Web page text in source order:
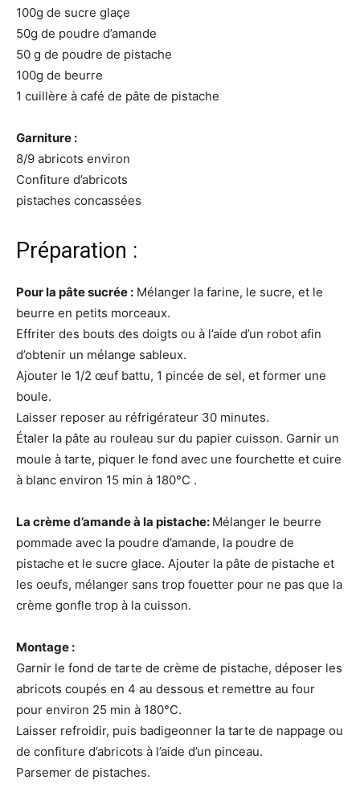
100g de sucre glaçe
50g de poudre d’amande
50 g de poudre de pistache
100g de beurre
1 cuillère à café de pâte de pistache
Garniture :
8/9 abricots environ
Confiture d’abricots
pistaches concassées
Préparation :
Pour la pâte sucrée : Mélanger la farine, le sucre, et le
beurre en petits morceaux.
Effriter des bouts des doigts ou à l’aide d’un robot afin
d’obtenir un mélange sableux.
Ajouter le 1/2 œuf battu, 1 pincée de sel, et former une
boule.
Laisser reposer au réfrigérateur 30 minutes.
Étaler la pâte au rouleau sur du papier cuisson. Garnir un
moule à tarte, piquer le fond avec une fourchette et cuire
à blanc environ 15 min à 180°C .
La crème d’amande à la pistache: Mélanger le beurre
pommade avec la poudre d’amande, la poudre de
pistache et le sucre glace. Ajouter la pâte de pistache et
les oeufs, mélanger sans trop fouetter pour ne pas que la
crème gonfle trop à la cuisson.
Montage :
Garnir le fond de tarte de crème de pistache, déposer les
abricots coupés en 4 au dessous et remettre au four
pour environ 25 min à 180°C.
Laisser refroidir, puis badigeonner la tarte de nappage ou
de confiture d’abricots à l’aide d’un pinceau.
Parsemer de pistaches.